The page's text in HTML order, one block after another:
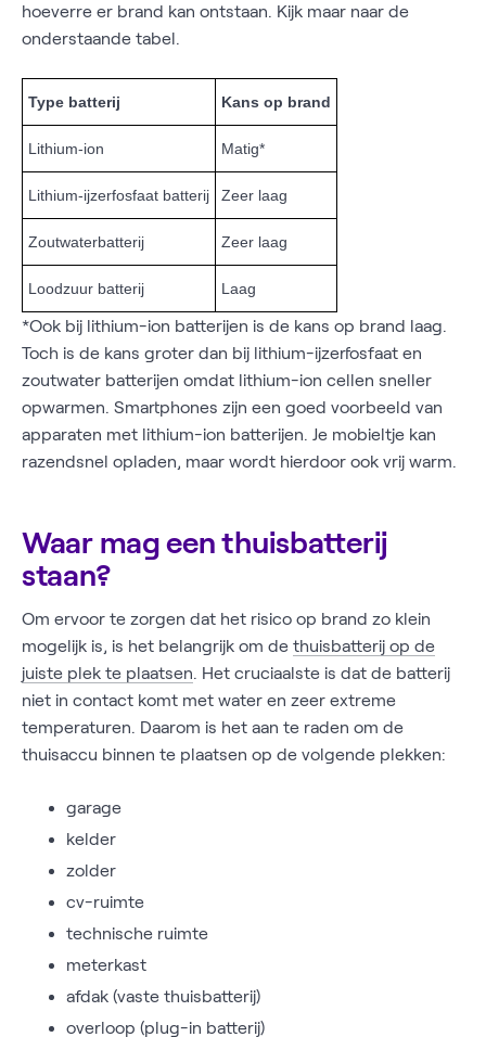
hoeverre er brand kan ontstaan. Kijk maar naar de
onderstaande tabel.
Type batterij Kans op brand
Lithium-ion Matig*
Lithium-ijzerfosfaat batterij Zeer laag
Zoutwaterbatterij Zeer laag
Loodzuur batterij Laag
*Ook bij lithium-ion batterijen is de kans op brand laag.
Toch is de kans groter dan bij lithium-ijzerfosfaat en
zoutwater batterijen omdat lithium-ion cellen sneller
opwarmen. Smartphones zijn een goed voorbeeld van
apparaten met lithium-ion batterijen. Je mobieltje kan
razendsnel opladen, maar wordt hierdoor ook vrij warm.
Waar mag een thuisbatterij
staan?
Om ervoor te zorgen dat het risico op brand zo klein
mogelijk is, is het belangrijk om de thuisbatterij op de
juiste plek te plaatsen. Het cruciaalste is dat de batterij
niet in contact komt met water en zeer extreme
temperaturen. Daarom is het aan te raden om de
thuisaccu binnen te plaatsen op de volgende plekken:
garage
kelder
zolder
cv-ruimte
technische ruimte
meterkast
afdak (vaste thuisbatterij)
overloop (plug-in batterij)